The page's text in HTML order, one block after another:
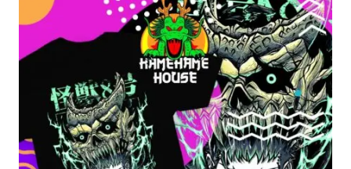
$160.00
through
$280.00